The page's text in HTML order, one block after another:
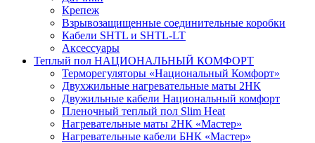
Крепеж
Взрывозащищенные соединительные коробки
Кабели SHTL и SHTL-LT
Аксессуары
Теплый пол НАЦИОНАЛЬНЫЙ КОМФОРТ
Терморегуляторы «Национальный Комфорт»
Двухжильные нагревательные маты 2НК
Двужильные кабели Национальный комфорт
Пленочный теплый пол Slim Heat
Нагревательные маты 2НК «Мастер»
Нагревательные кабели БНК «Мастер»